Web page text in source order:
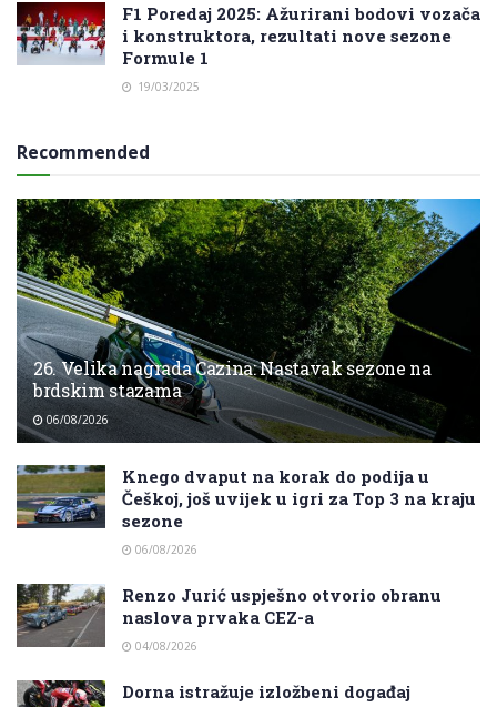
F1 Poredaj 2025: Ažurirani bodovi vozača
i konstruktora, rezultati nove sezone
Formule 1
19/03/2025
Recommended
26. Velika nagrada Cazina: Nastavak sezone na
brdskim stazama
06/08/2026
Knego dvaput na korak do podija u
Češkoj, još uvijek u igri za Top 3 na kraju
sezone
06/08/2026
Renzo Jurić uspješno otvorio obranu
naslova prvaka CEZ-a
04/08/2026
Dorna istražuje izložbeni događaj